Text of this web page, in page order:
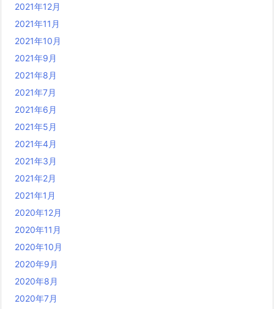
2021年12月
2021年11月
2021年10月
2021年9月
2021年8月
2021年7月
2021年6月
2021年5月
2021年4月
2021年3月
2021年2月
2021年1月
2020年12月
2020年11月
2020年10月
2020年9月
2020年8月
2020年7月